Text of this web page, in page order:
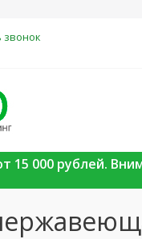
звонок
15 000 рублей.